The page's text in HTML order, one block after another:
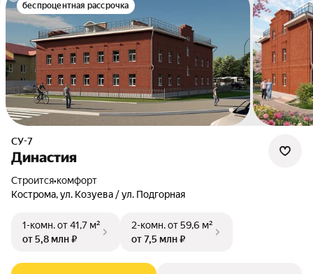
беспроцентная рассрочка
СУ-7
Династия
Строится•комфорт
Кострома, ул. Козуева / ул. Подгорная
1-комн.от 41,7 м²
от 5,8 млн ₽
2-комн.от 59,6 м²
от 7,5 млн ₽